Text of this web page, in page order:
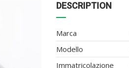
DESCRIPTION
Marca
Modello
Immatricolazione